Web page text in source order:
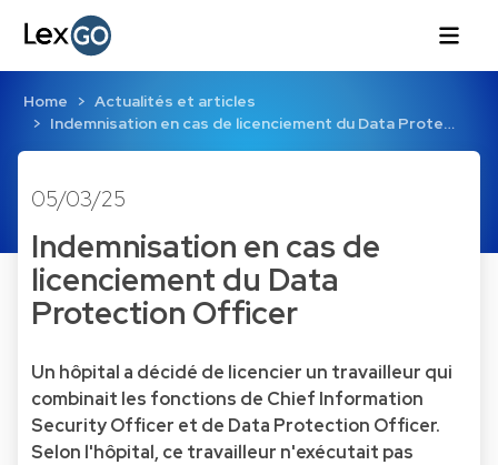
Home
Actualités et articles
Indemnisation en cas de licenciement du Data Prote…
05/03/25
Indemnisation en cas de
licenciement du Data
Protection Officer
Un hôpital a décidé de licencier un travailleur qui
combinait les fonctions de Chief Information
Security Officer et de Data Protection Officer.
Selon l'hôpital, ce travailleur n'exécutait pas